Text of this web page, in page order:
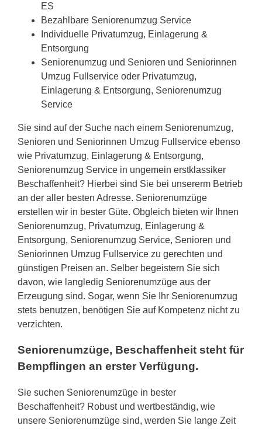
ES
Bezahlbare Seniorenumzug Service
Individuelle Privatumzug, Einlagerung &
Entsorgung
Seniorenumzug und Senioren und Seniorinnen
Umzug Fullservice oder Privatumzug,
Einlagerung & Entsorgung, Seniorenumzug
Service
Sie sind auf der Suche nach einem Seniorenumzug,
Senioren und Seniorinnen Umzug Fullservice ebenso
wie Privatumzug, Einlagerung & Entsorgung,
Seniorenumzug Service in ungemein erstklassiker
Beschaffenheit? Hierbei sind Sie bei unsererm Betrieb
an der aller besten Adresse. Seniorenumzüge
erstellen wir in bester Güte. Obgleich bieten wir Ihnen
Seniorenumzug, Privatumzug, Einlagerung &
Entsorgung, Seniorenumzug Service, Senioren und
Seniorinnen Umzug Fullservice zu gerechten und
günstigen Preisen an. Selber begeistern Sie sich
davon, wie langledig Seniorenumzüge aus der
Erzeugung sind. Sogar, wenn Sie Ihr Seniorenumzug
stets benutzen, benötigen Sie auf Kompetenz nicht zu
verzichten.
Seniorenumzüge, Beschaffenheit steht für
Bempflingen an erster Verfügung.
Sie suchen Seniorenumzüge in bester
Beschaffenheit? Robust und wertbeständig, wie
unsere Seniorenumzüge sind, werden Sie lange Zeit